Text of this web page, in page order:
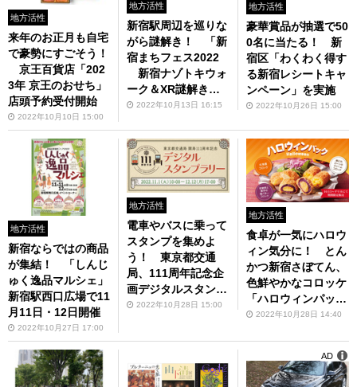
地方活性
来年のお正月も自宅
で豪勢にすごそう！
京王百貨店「202
3年 京王のおせち」
店頭予約受付開始
2022年10月10日 15:00
地方活性
新宿駅周辺を巡りな
がら謎解き！ 「新
宿まちフェス2022
新宿ナゾトキウォ
ーク＆XR謎解き」
を開催
2022年10月13日 16:15
地方活性
豪華賞品が抽選で50
0名に当たる！ 新
宿区「わくわく得す
る新宿レシートキャ
ンペーン」を実施
2022年10月26日 15:00
地方活性
新宿ならではの商品
が集結！ 「しんじ
ゅく逸品マルシェ」
新宿駅西口広場で11
月11日・12日開催
2022年10月27日 17:00
地方活性
電車やバスに乗って
スタンプを集めよ
う！ 東京都交通
局、111周年記念企
画デジタルスタンプ
ラリー。11月1日か
2022年10月28日 15:00
地方活性
食卓が一気にハロウ
ィン気分に！ とん
かつ新宿さぼてん、
色鮮やかなコロッケ
「ハロウィンパッ
ク」発売中
2022年10月28日 14:40
AD